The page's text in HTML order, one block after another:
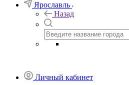
Ярославль
Назад
Личный кабинет